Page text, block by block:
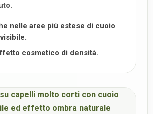
nelle aree più estese di cuoio
cosmetico di densità.